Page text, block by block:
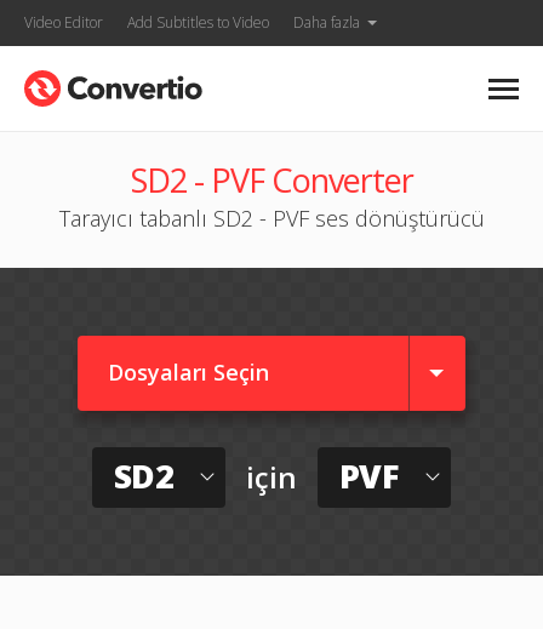
Video Editor Add Subtitles to Video Daha fazla
SD2 - PVF Converter
Tarayıcı tabanlı SD2 - PVF ses dönüştürücü
Dosyaları Seçin
SD2 için PVF